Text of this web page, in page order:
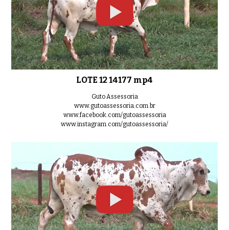
LOTE 12 14177 mp4
Guto Assessoria
www.gutoassessoria.com.br
www.facebook.com/gutoassessoria
www.instagram.com/gutoassessoria/